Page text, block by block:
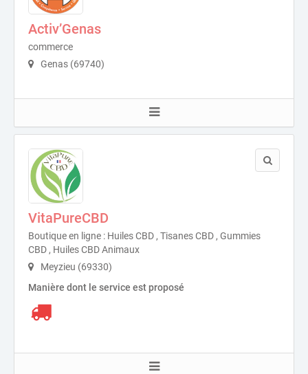
Activ’Genas
commerce
Genas (69740)
VitaPureCBD
Boutique en ligne : Huiles CBD , Tisanes CBD , Gummies
CBD , Huiles CBD Animaux
Meyzieu (69330)
Manière dont le service est proposé